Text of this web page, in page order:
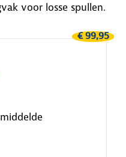
voor losse spullen.
€ 99,95